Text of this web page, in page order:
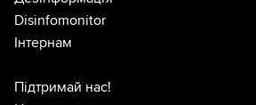
Disinfomonitor
Інтернам
Підтримай нас!